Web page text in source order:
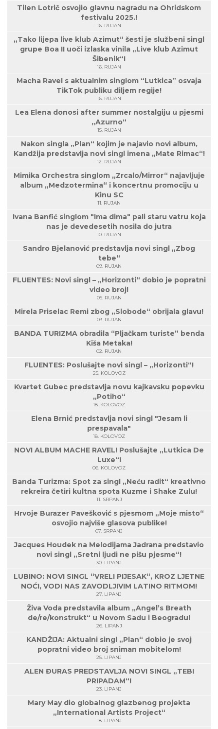
Tilen Lotrič osvojio glavnu nagradu na Ohridskom
festivalu 2025.!
16. RUJAN
„Tako lijepa live klub Azimut“ šesti je službeni singl
grupe Boa II uoči izlaska vinila „Live klub Azimut
Šibenik“!
16. RUJAN
Macha Ravel s aktualnim singlom “Lutkica” osvaja
TikTok publiku diljem regije!
16. RUJAN
Lea Elena donosi after summer nostalgiju u pjesmi
„Azurno“
15. RUJAN
Nakon singla „Plan“ kojim je najavio novi album,
Kandžija predstavlja novi singl imena „Mate Rimac“!
12. RUJAN
Mimika Orchestra singlom „Zrcalo/Mirror“ najavljuje
album „Medzotermina“ i koncertnu promociju u
Kinu SC
11. RUJAN
Ivana Banfić singlom "Ima dima" pali staru vatru koja
nas je devedesetih nosila do jutra
10. RUJAN
Sandro Bjelanović predstavlja novi singl „Zbog
tebe“
09. RUJAN
FLUENTES: Novi singl – „Horizonti“ dobio je popratni
video broj!
05. RUJAN
Mirela Priselac Remi zbog „Slobode“ obrijala glavu!
03. RUJAN
BANDA TURIZMA obradila “Pljačkam turiste” benda
Kiša Metaka!
02. RUJAN
FLUENTES: Poslušajte novi singl – „Horizonti“!
25. KOLOVOZ
Kvartet Gubec predstavlja novu kajkavsku popevku
„Potiho“
18. KOLOVOZ
Elena Brnić predstavlja novi singl "Jesam li
prespavala"
18. KOLOVOZ
NOVI ALBUM MACHE RAVEL! Poslušajte „Lutkica De
Luxe“!
06. KOLOVOZ
Banda Turizma: Spot za singl „Neću radit“ kreativno
rekreira četiri kultna spota Kuzme i Shake Zulu!
11. SRPANJ
Hrvoje Burazer Pavešković s pjesmom „Moje misto“
osvojio najviše glasova publike!
07. SRPANJ
Jacques Houdek na Melodijama Jadrana predstavio
novi singl „Sretni ljudi ne pišu pjesme“!
30. LIPANJ
LUBINO: NOVI SINGL “VRELI PIJESAK“, KROZ LJETNE
NOĆI, VODI NAS ZAVODLJIVIM LATINO RITMOM!
27. LIPANJ
Živa Voda predstavila album „Angel’s Breath
de/re/konstrukt“ u Novom Sadu i Beogradu!
26. LIPANJ
KANDŽIJA: Aktualni singl „Plan“ dobio je svoj
popratni video broj sniman mobitelom!
25. LIPANJ
ALEN ĐURAS PREDSTAVLJA NOVI SINGL „TEBI
PRIPADAM“!
23. LIPANJ
Mary May dio globalnog glazbenog projekta
„International Artists Project“
18. LIPANJ